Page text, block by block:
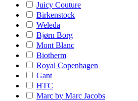
Juicy Couture
Birkenstock
Weleda
Bjørn Borg
Mont Blanc
Biotherm
Royal Copenhagen
Gant
HTC
Marc by Marc Jacobs